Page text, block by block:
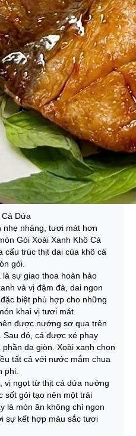
Dứa
nhẹ nhàng, tươi mát hơn
Gỏi Xoài Xanh Khô Cá
cấu trúc thịt dai của khô cá
gỏi.
là sự giao thoa hoàn hảo
và vị đậm đà, dai ngon
biệt phù hợp cho những
khai vị tươi mát.
được nướng sơ qua trên
đó, cá được xé phay
da giòn⁠. Xoài xanh chọn
tất cả với nước mắm chua
phi.
vị ngọt từ thịt cá dứa nướng
sốt gỏi tạo nên một trải
là món ăn không chỉ ngon
sự kết hợp màu sắc tươi